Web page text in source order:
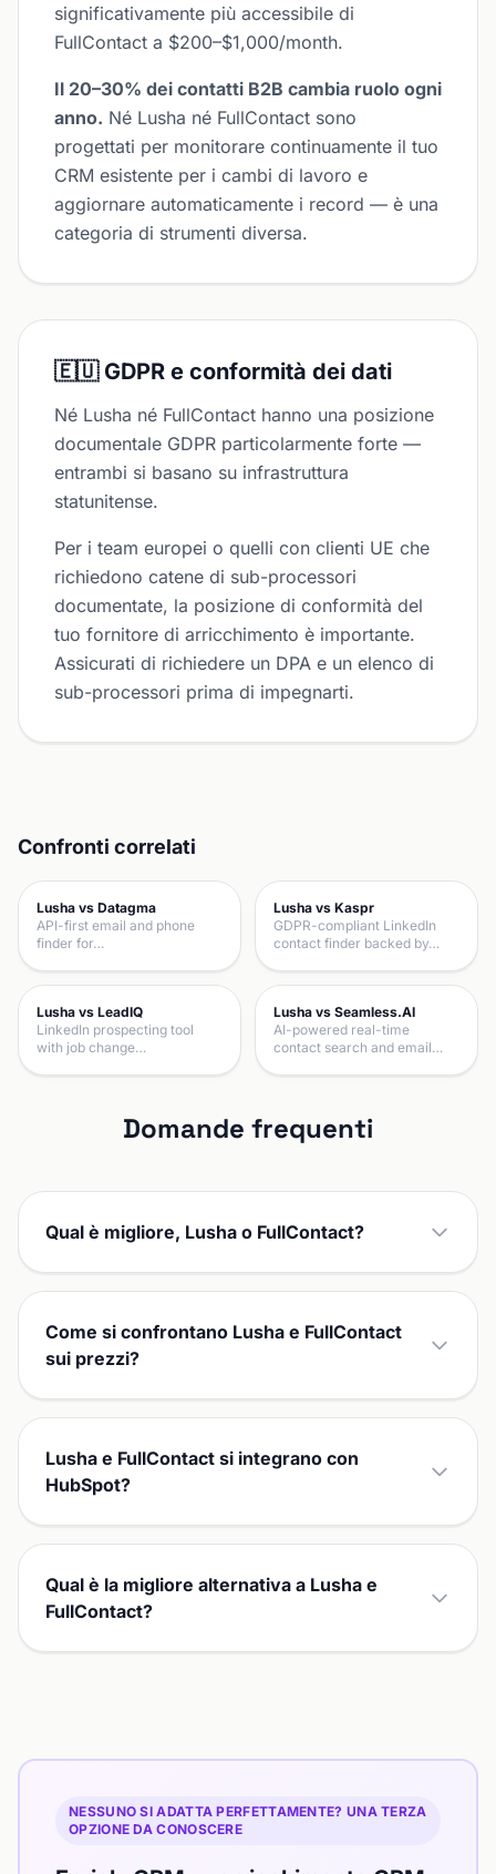
significativamente più accessibile di
FullContact a $200–$1,000/month.
Il 20–30% dei contatti B2B cambia ruolo ogni
anno. Né Lusha né FullContact sono
progettati per monitorare continuamente il tuo
CRM esistente per i cambi di lavoro e
aggiornare automaticamente i record — è una
categoria di strumenti diversa.
🇪🇺 GDPR e conformità dei dati
Né Lusha né FullContact hanno una posizione
documentale GDPR particolarmente forte —
entrambi si basano su infrastruttura
statunitense.
Per i team europei o quelli con clienti UE che
richiedono catene di sub-processori
documentate, la posizione di conformità del
tuo fornitore di arricchimento è importante.
Assicurati di richiedere un DPA e un elenco di
sub-processori prima di impegnarti.
Confronti correlati
Lusha vs Datagma
API-first email and phone
finder for…
Lusha vs Kaspr
GDPR-compliant LinkedIn
contact finder backed by…
Lusha vs LeadIQ
LinkedIn prospecting tool
with job change…
Lusha vs Seamless.AI
AI-powered real-time
contact search and email…
Domande frequenti
Qual è migliore, Lusha o FullContact?
Come si confrontano Lusha e FullContact
sui prezzi?
Lusha e FullContact si integrano con
HubSpot?
Qual è la migliore alternativa a Lusha e
FullContact?
NESSUNO SI ADATTA PERFETTAMENTE? UNA TERZA
OPZIONE DA CONOSCERE